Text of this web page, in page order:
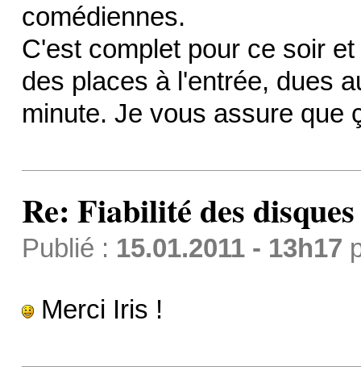
comédiennes.
C'est complet pour ce soir
des places à l'entrée, dues
minute. Je vous assure que
Re: Fiabilité des
Publié : 15.01.2011 - 13h17
Merci Iris !